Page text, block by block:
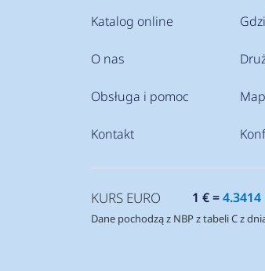
Katalog online
O nas
Obsługa i pomoc
Kontakt
KURS EURO 1 € =4.3414
Dane pochodzą z NBP z tabeli C z